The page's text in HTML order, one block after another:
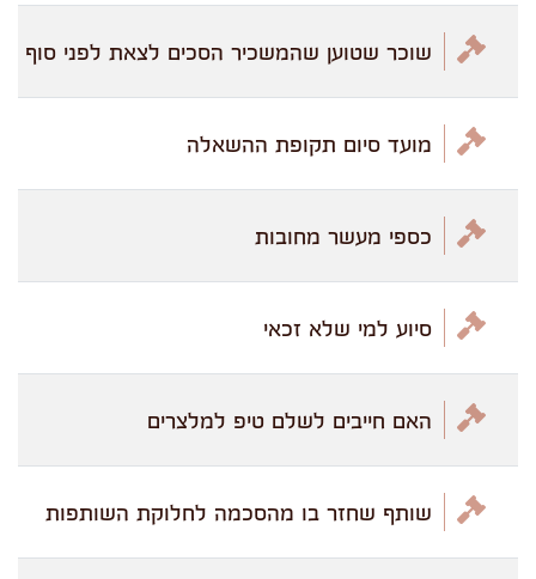
שוכר שטוען שהמשכיר הסכים לצאת לפני סוף
מועד סיום תקופת ההשאלה
כספי מעשר מחובות
סיוע למי שלא זכאי
האם חייבים לשלם טיפ למלצרים
שותף שחזר בו מהסכמה לחלוקת השותפות